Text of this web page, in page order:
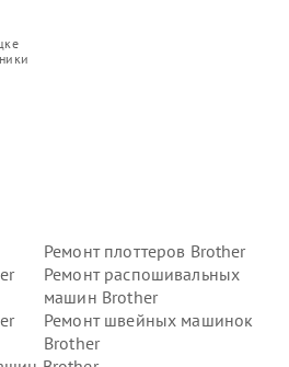
Ремонт плоттеров Brother
Ремонт распошивальных
машин Brother
Ремонт швейных машинок
Brother